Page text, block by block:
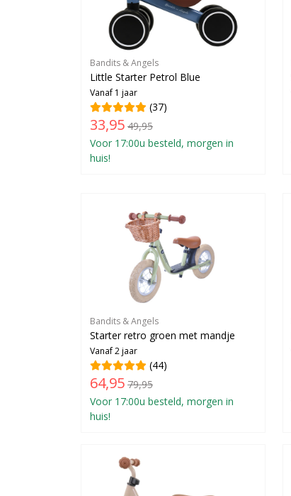
Bandits & Angels
Little Starter Petrol Blue
Vanaf 1 jaar
(37)
33,95 49,95
Voor 17:00u besteld, morgen in
huis!
Bandits & Angels
Starter retro groen met mandje
Vanaf 2 jaar
(44)
64,95 79,95
Voor 17:00u besteld, morgen in
huis!